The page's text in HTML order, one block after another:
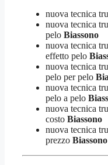
nuova tecnica
nuova tecnica
pelo Biassono
nuova tecnica
effetto pelo
nuova tecnica
pelo per pelo
nuova tecnica
pelo a pelo
nuova tecnica
costo Biassono
nuova tecnica
prezzo Biassono